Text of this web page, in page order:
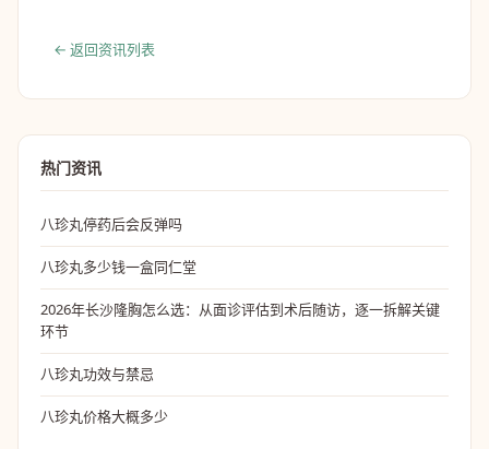
← 返回资讯列表
热门资讯
八珍丸停药后会反弹吗
八珍丸多少钱一盒同仁堂
2026年长沙隆胸怎么选：从面诊评估到术后随访，逐一拆解关键
环节
八珍丸功效与禁忌
八珍丸价格大概多少